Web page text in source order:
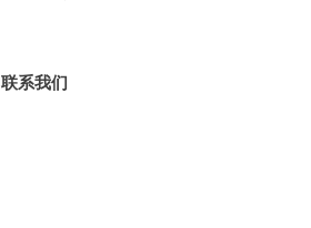
联系我们